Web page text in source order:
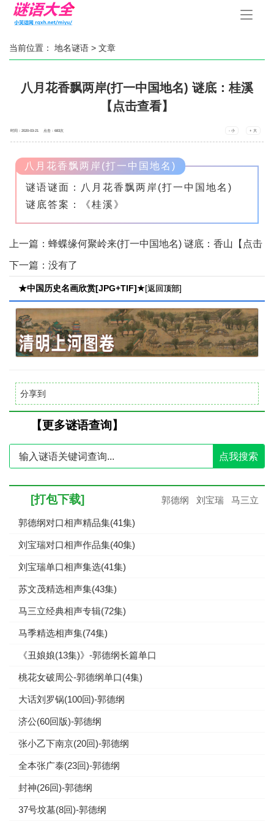
手
当前位置： 地名谜语 > 文章
八月花香飘两岸(打一中国地名) 谜底：桂溪
【点击查看】
时间：2020-03-21 点击：683次 - 小 + 大
八月花香飘两岸(打一中国地名)
谜语谜面：八月花香飘两岸(打一中国地名)
谜底答案：《桂溪》
上一篇： 蜂蝶缘何聚岭来(打一中国地名) 谜底：香山【点击
查看】
下一篇：没有了
★中国历史名画欣赏[JPG+TIF]★[返回顶部]
分享到
【更多谜语查询】
点我搜索
[打包下载] 郭德纲 刘宝瑞 马三立
郭德纲对口相声精品集(41集)
刘宝瑞对口相声作品集(40集)
刘宝瑞单口相声集选(41集)
苏文茂精选相声集(43集)
马三立经典相声专辑(72集)
马季精选相声集(74集)
《丑娘娘(13集)》-郭德纲长篇单口
桃花女破周公-郭德纲单口(4集)
大话刘罗锅(100回)-郭德纲
济公(60回版)-郭德纲
张小乙下南京(20回)-郭德纲
全本张广泰(23回)-郭德纲
封神(26回)-郭德纲
37号坟墓(8回)-郭德纲